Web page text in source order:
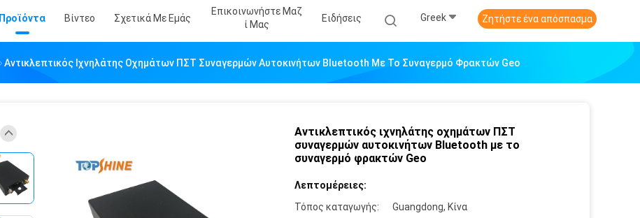
Προϊόντα Βίντεο Σχετικά Με Εμάς
Επικοινωνήστε Μαζ
Ί Μας
Ειδήσεις Greek Ζητήστε ένα απόσπασμα
Αντικλεπτικός Ιχνηλάτης Οχημάτων ΠΣΤ Συναγερμών Αυτοκινήτων Bluetooth Με Το Συναγερμό Φρακτών Geo
Αντικλεπτικός ιχνηλάτης οχημάτων ΠΣΤ
συναγερμών αυτοκινήτων Bluetooth με το
συναγερμό φρακτών Geo
Λεπτομέρειες:
Τόπος καταγωγής:
Guangdong, Κίνα